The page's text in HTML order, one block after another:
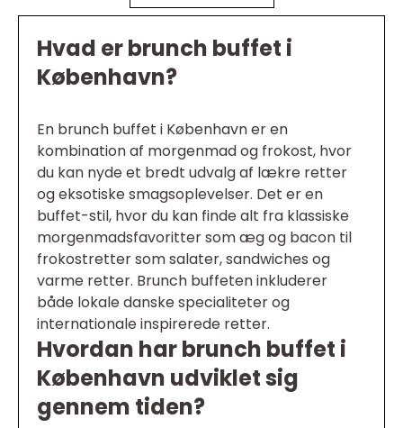
Hvad er brunch buffet i
København?
En brunch buffet i København er en
kombination af morgenmad og frokost, hvor
du kan nyde et bredt udvalg af lækre retter
og eksotiske smagsoplevelser. Det er en
buffet-stil, hvor du kan finde alt fra klassiske
morgenmadsfavoritter som æg og bacon til
frokostretter som salater, sandwiches og
varme retter. Brunch buffeten inkluderer
både lokale danske specialiteter og
internationale inspirerede retter.
Hvordan har brunch buffet i
København udviklet sig
gennem tiden?